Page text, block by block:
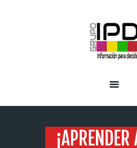
¡APRENDER